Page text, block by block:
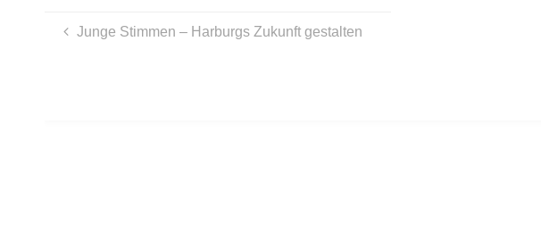
Junge Stimmen – Harburgs Zukunft gestalten